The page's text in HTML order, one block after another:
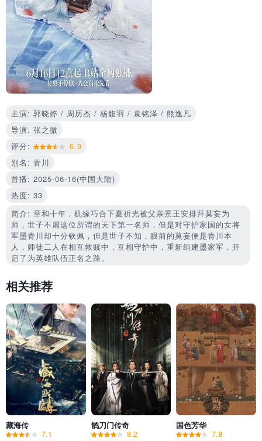
主演: 郭晓婷 / 周历杰 / 杨馥羽 / 袁铭泽 / 熊逸凡
导演: 张之微
评分:
6.9
别名: 青川
首播: 2025-06-16(中国大陆)
热度: 33
简介: 章和十年，机缘巧合下夏祈光被父亲景王安排拜莫妄为
师，世子不屑这位所谓的天下第一名师，但是对守护家国的女将
军墨青川却十分钦佩，但是世子不知，眼前的莫妄便是青川本
人，师徒二人在相互救赎中，互相守护中，重新组建墨家军，开
启了为英雄队伍正名之路。
相关推荐
藏海传
7.1
鹊刀门传奇
8.2
国色芳华
7.8